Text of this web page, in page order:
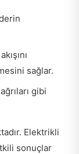
sağlar.
gibi
Elektrikli
sonuçlar